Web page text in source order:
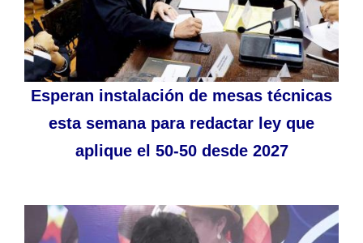
Esperan instalación de mesas técnicas
esta semana para redactar ley que
aplique el 50-50 desde 2027